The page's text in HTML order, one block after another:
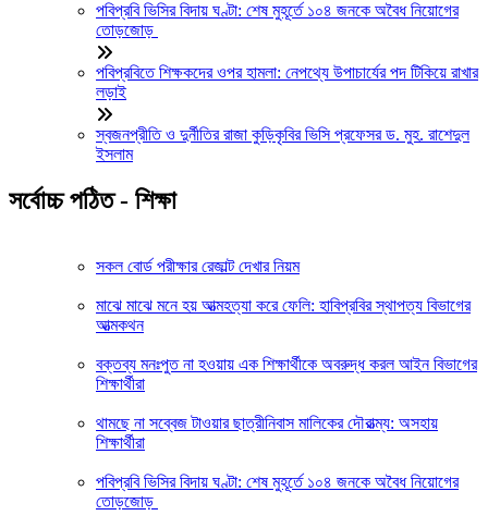
পবিপ্রবি ভিসির বিদায় ঘণ্টা: শেষ মুহূর্তে ১০৪ জনকে অবৈধ নিয়োগের
তোড়জোড়
পবিপ্রবিতে শিক্ষকদের ওপর হামলা: নেপথ্যে উপাচার্যের পদ টিকিয়ে রাখার
লড়াই
স্বজনপ্রীতি ও দুর্নীতির রাজা কুড়িকৃবির ভিসি প্রফেসর ড. মুহ. রাশেদুল
ইসলাম
সর্বোচ্চ পঠিত - শিক্ষা
সকল বোর্ড পরীক্ষার রেজাল্ট দেখার নিয়ম
মাঝে মাঝে মনে হয় আত্মহত্যা করে ফেলি: হাবিপ্রবির স্থাপত্য বিভাগের
আত্মকথন
বক্তব্য মনঃপুত না হওয়ায় এক শিক্ষার্থীকে অবরুদ্ধ করল আইন বিভাগের
শিক্ষার্থীরা
থামছে না সব্বেজ টাওয়ার ছাত্রীনিবাস মালিকের দৌরাত্ম্য: অসহায়
শিক্ষার্থীরা
পবিপ্রবি ভিসির বিদায় ঘণ্টা: শেষ মুহূর্তে ১০৪ জনকে অবৈধ নিয়োগের
তোড়জোড়